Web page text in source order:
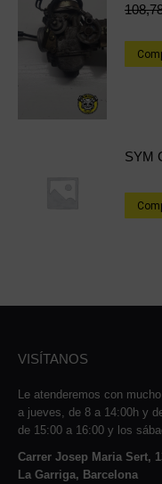
SYM
VISÍTANOS
Le atenderemos con
a jueves, de 8 a 14:00h y
de 15:00 a 16:00 y los
Carrer Josep Maria Sert,
La Garriga, Barcelona